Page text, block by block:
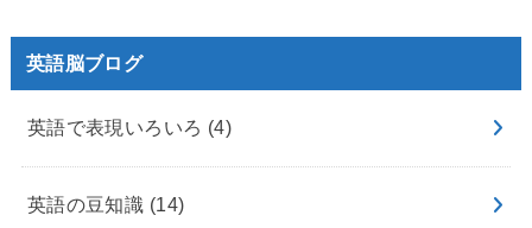
英語脳ブログ
英語で表現いろいろ (4)
英語の豆知識 (14)